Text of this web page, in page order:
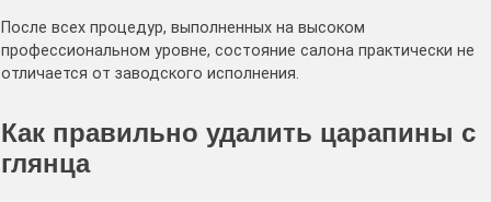
После всех процедур, выполненных на высоком
профессиональном уровне, состояние салона практически не
отличается от заводского исполнения.
Как правильно удалить царапины с
глянца